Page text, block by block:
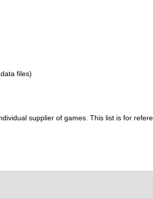
files)
supplier of games. This list is for